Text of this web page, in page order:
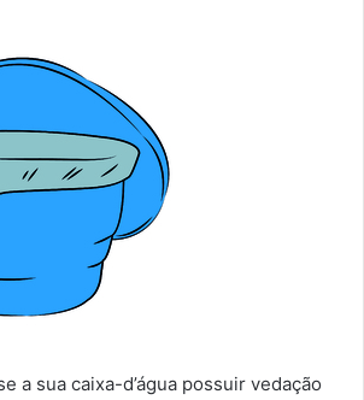
a sua caixa-d’água possuir vedação